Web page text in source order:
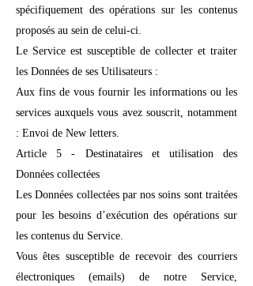
spécifiquement des opérations sur les contenus
proposés au sein de celui-ci.
Le Service est susceptible de collecter et traiter
les Données de ses Utilisateurs :
Aux fins de vous fournir les informations ou les
services auxquels vous avez souscrit, notamment
: Envoi de New letters.
Article 5 - Destinataires et utilisation des
Données collectées
Les Données collectées par nos soins sont traitées
pour les besoins d’exécution des opérations sur
les contenus du Service.
Vous êtes susceptible de recevoir des courriers
électroniques (emails) de notre Service,